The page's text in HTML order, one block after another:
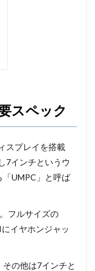
スペック
スプレイを搭載
7インチというウ
「UMPC」と呼ば
フルサイズの
イヤホンジャッ
の他は7インチと